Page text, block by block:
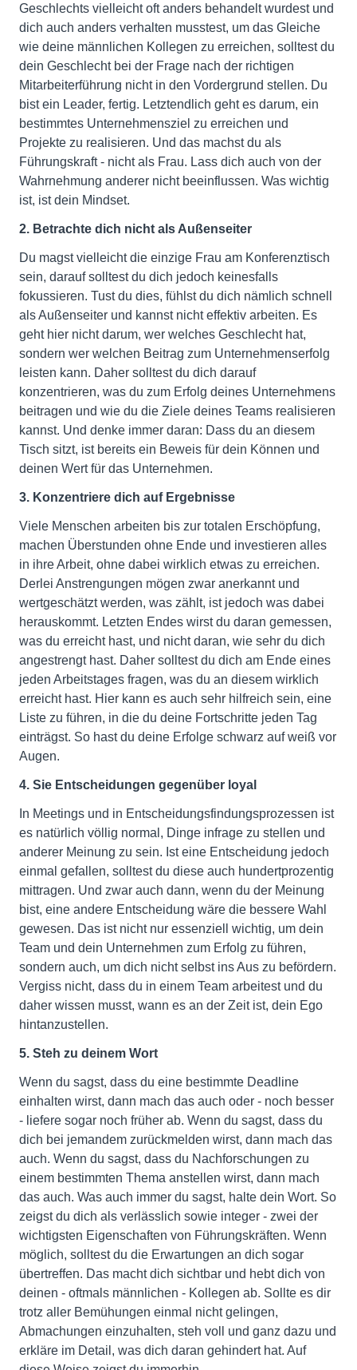
Geschlechts vielleicht oft anders behandelt wurdest und
dich auch anders verhalten musstest, um das Gleiche
wie deine männlichen Kollegen zu erreichen, solltest du
dein Geschlecht bei der Frage nach der richtigen
Mitarbeiterführung nicht in den Vordergrund stellen. Du
bist ein Leader, fertig. Letztendlich geht es darum, ein
bestimmtes Unternehmensziel zu erreichen und
Projekte zu realisieren. Und das machst du als
Führungskraft - nicht als Frau. Lass dich auch von der
Wahrnehmung anderer nicht beeinflussen. Was wichtig
ist, ist dein Mindset.
2. Betrachte dich nicht als Außenseiter
Du magst vielleicht die einzige Frau am Konferenztisch
sein, darauf solltest du dich jedoch keinesfalls
fokussieren. Tust du dies, fühlst du dich nämlich schnell
als Außenseiter und kannst nicht effektiv arbeiten. Es
geht hier nicht darum, wer welches Geschlecht hat,
sondern wer welchen Beitrag zum Unternehmenserfolg
leisten kann. Daher solltest du dich darauf
konzentrieren, was du zum Erfolg deines Unternehmens
beitragen und wie du die Ziele deines Teams realisieren
kannst. Und denke immer daran: Dass du an diesem
Tisch sitzt, ist bereits ein Beweis für dein Können und
deinen Wert für das Unternehmen.
3. Konzentriere dich auf Ergebnisse
Viele Menschen arbeiten bis zur totalen Erschöpfung,
machen Überstunden ohne Ende und investieren alles
in ihre Arbeit, ohne dabei wirklich etwas zu erreichen.
Derlei Anstrengungen mögen zwar anerkannt und
wertgeschätzt werden, was zählt, ist jedoch was dabei
herauskommt. Letzten Endes wirst du daran gemessen,
was du erreicht hast, und nicht daran, wie sehr du dich
angestrengt hast. Daher solltest du dich am Ende eines
jeden Arbeitstages fragen, was du an diesem wirklich
erreicht hast. Hier kann es auch sehr hilfreich sein, eine
Liste zu führen, in die du deine Fortschritte jeden Tag
einträgst. So hast du deine Erfolge schwarz auf weiß vor
Augen.
4. Sie Entscheidungen gegenüber loyal
In Meetings und in Entscheidungsfindungsprozessen ist
es natürlich völlig normal, Dinge infrage zu stellen und
anderer Meinung zu sein. Ist eine Entscheidung jedoch
einmal gefallen, solltest du diese auch hundertprozentig
mittragen. Und zwar auch dann, wenn du der Meinung
bist, eine andere Entscheidung wäre die bessere Wahl
gewesen. Das ist nicht nur essenziell wichtig, um dein
Team und dein Unternehmen zum Erfolg zu führen,
sondern auch, um dich nicht selbst ins Aus zu befördern.
Vergiss nicht, dass du in einem Team arbeitest und du
daher wissen musst, wann es an der Zeit ist, dein Ego
hintanzustellen.
5. Steh zu deinem Wort
Wenn du sagst, dass du eine bestimmte Deadline
einhalten wirst, dann mach das auch oder - noch besser
- liefere sogar noch früher ab. Wenn du sagst, dass du
dich bei jemandem zurückmelden wirst, dann mach das
auch. Wenn du sagst, dass du Nachforschungen zu
einem bestimmten Thema anstellen wirst, dann mach
das auch. Was auch immer du sagst, halte dein Wort. So
zeigst du dich als verlässlich sowie integer - zwei der
wichtigsten Eigenschaften von Führungskräften. Wenn
möglich, solltest du die Erwartungen an dich sogar
übertreffen. Das macht dich sichtbar und hebt dich von
deinen - oftmals männlichen - Kollegen ab. Sollte es dir
trotz aller Bemühungen einmal nicht gelingen,
Abmachungen einzuhalten, steh voll und ganz dazu und
erkläre im Detail, was dich daran gehindert hat. Auf